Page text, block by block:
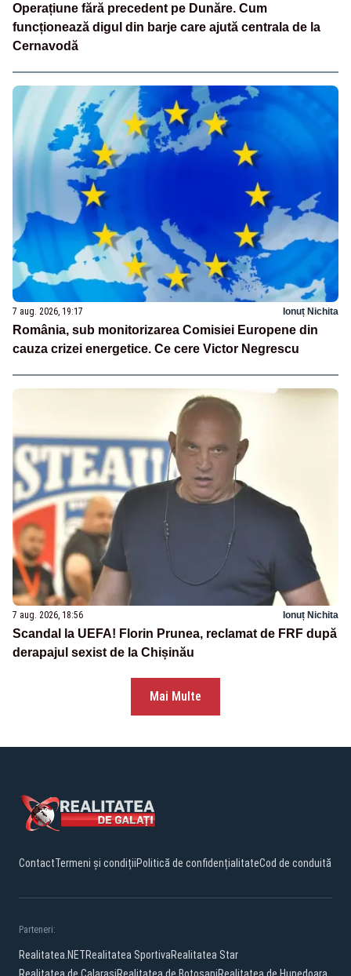
Operațiune fără precedent pe Dunăre. Cum
funcționează digul din barje care ajută centrala de la
Cernavodă
7 aug. 2026, 19:17 Ionuț Nichita
România, sub monitorizarea Comisiei Europene din
cauza crizei energetice. Ce cere Victor Negrescu
7 aug. 2026, 18:56 Ionuț Nichita
Scandal la UEFA! Florin Prunea, reclamat de FRF după
derapajul sexist de la Chișinău
Mai Multe
ContactTermeni și condițiiPolitică de confidențialitateCod de conduită
Parteneri:
Realitatea.NETRealitatea SportivaRealitatea Star